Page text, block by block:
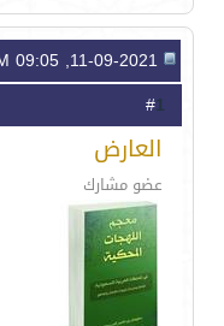
1
العارض
عضو مشارك